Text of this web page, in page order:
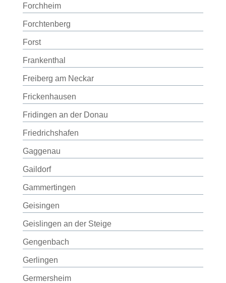
Forchheim
Forchtenberg
Forst
Frankenthal
Freiberg am Neckar
Frickenhausen
Fridingen an der Donau
Friedrichshafen
Gaggenau
Gaildorf
Gammertingen
Geisingen
Geislingen an der Steige
Gengenbach
Gerlingen
Germersheim